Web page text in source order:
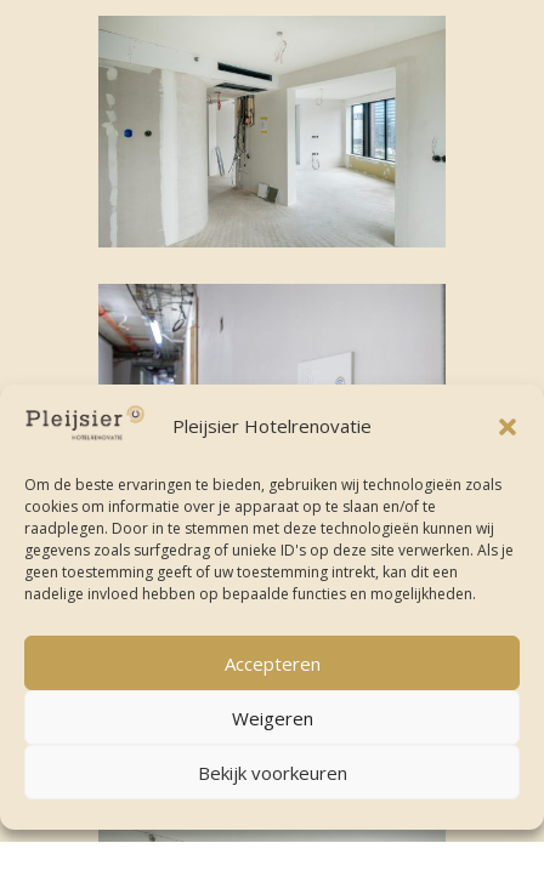
Pleijsier Hotelrenovatie
Om de beste ervaringen te bieden, gebruiken wij technologieën zoals
cookies om informatie over je apparaat op te slaan en/of te
raadplegen. Door in te stemmen met deze technologieën kunnen wij
gegevens zoals surfgedrag of unieke ID's op deze site verwerken. Als je
geen toestemming geeft of uw toestemming intrekt, kan dit een
nadelige invloed hebben op bepaalde functies en mogelijkheden.
Accepteren
Weigeren
Bekijk voorkeuren